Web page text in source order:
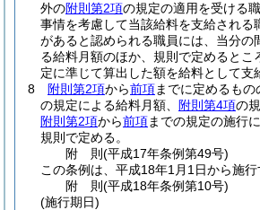
外の附則第2項の規定の適用を受ける
事情を考慮して当該給料を支給される
があると認められる職員には、当分の
る給料月額のほか、規則で定めるとこ
定に準じて算出した額を給料として支
8
附則第2項から前項までに定めるもの
の規定による給料月額、
附則第4項の
附則第2項から前項までの規定の施行
規則で定める。
附 則(平成17年条例第49号)
この条例は、平成18年1月1日から施行
附 則(平成18年条例第10号)
(施行期日)